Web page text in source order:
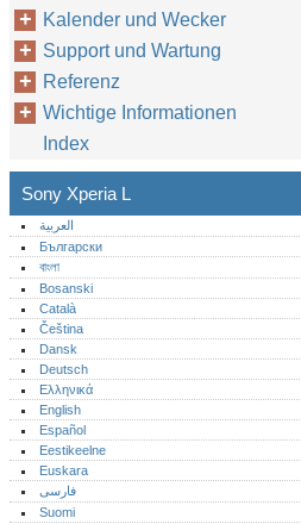
Kalender und Wecker
Support und Wartung
Referenz
Wichtige Informationen
Index
Sony Xperia L
العربية
Български
বাংলা
Bosanski
Català
Čeština
Dansk
Deutsch
Ελληνικά
English
Español
Eestikeelne
Euskara
فارسی
Suomi